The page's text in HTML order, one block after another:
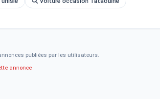
publiées par les utilisateurs.
annonce